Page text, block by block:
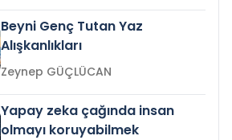
Beyni Genç Tutan Yaz
Alışkanlıkları
Zeynep GÜÇLÜCAN
Yapay zeka çağında insan
olmayı koruyabilmek